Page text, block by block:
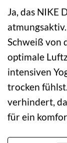
Ja, das NIKE
Schweiß von
optimale
intensiven
trocken
verhindert,
für ein